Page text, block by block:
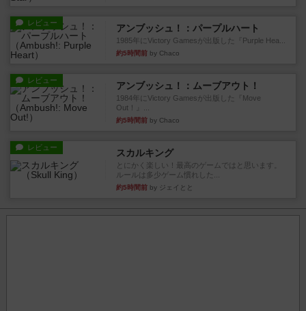
レビュー アンブッシュ！：パープルハート
1985年にVictory Gamesが出版した『Purple Hea...
約5時間前 by Chaco
レビュー アンブッシュ！：ムーブアウト！
1984年にVictory Gamesが出版した『Move
Out！』...
約5時間前 by Chaco
レビュー スカルキング
とにかく楽しい！最高のゲームではと思います。
ルールは多少ゲーム慣れした...
約5時間前 by ジェイとと